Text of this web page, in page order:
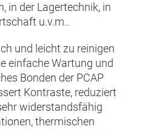
in der Lagertechnik, in
u.v.m..
und leicht zu reinigen
einfache Wartung und
Bonden der PCAP
Kontraste, reduziert
widerstandsfähig
thermischen